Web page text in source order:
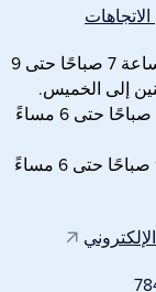
مفتوح من الساعة 7 صباحًا حتى 9
إلى الخميس.
من الساعة 7 صباحًا حتى 6 مساءً
من الساعة 9 صباحًا حتى 6 مساءً